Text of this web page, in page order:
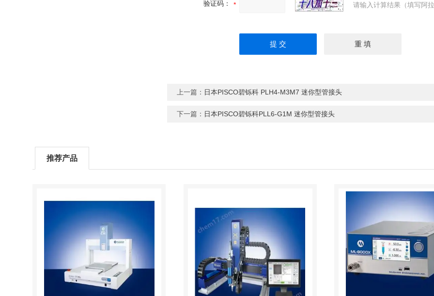
验证码： 请输入计算结果（填写阿
上一篇： 日本PISCO碧铄科 PLH4-M3M7 迷你型管接头
下一篇： 日本PISCO碧铄科PLL6-G1M 迷你型管接头
推荐产品